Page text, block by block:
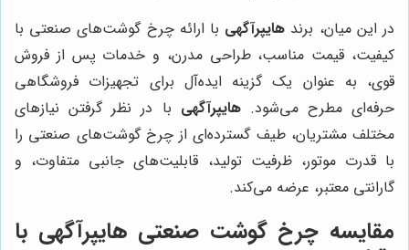
در این میان، برند هایپرآگهی با ارائه چرخ گوشت‌های صنعتی با
کیفیت، قیمت مناسب، طراحی مدرن، و خدمات پس از فروش
قوی، به عنوان یک گزینه ایده‌آل برای تجهیزات فروشگاهی
حرفه‌ای مطرح می‌شود.هایپرآگهی با در نظر گرفتن نیازهای
مختلف مشتریان، طیف گسترده‌ای از چرخ گوشت‌های صنعتی را
با قدرت موتور، ظرفیت تولید، قابلیت‌های جانبی متفاوت، و
گارانتی معتبر، عرضه می‌کند.
مقایسه چرخ گوشت صنعتی هایپرآگهی با